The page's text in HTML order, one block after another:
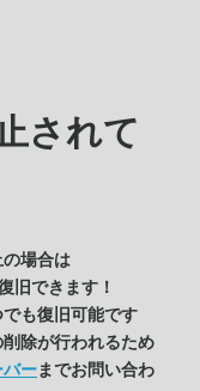
されて
場合は
旧できます！
も復旧可能です
除が行われるため
バーまでお問い合わ